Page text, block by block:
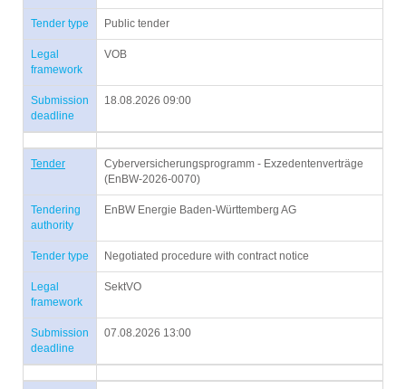
Tender type Public tender
Legal
framework
VOB
Submission
deadline
18.08.2026 09:00
Tender
Cyberversicherungsprogramm - Exzedentenverträge
(EnBW-2026-0070)
Tendering
authority
EnBW Energie Baden-Württemberg AG
Tender type Negotiated procedure with contract notice
Legal
framework
SektVO
Submission
deadline
07.08.2026 13:00